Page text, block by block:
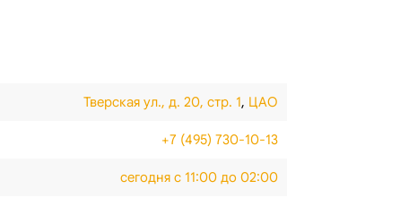
Тверская ул., д. 20, стр. 1, ЦАО
+7 (495) 730-10-13
сегодня с 11:00 до 02:00